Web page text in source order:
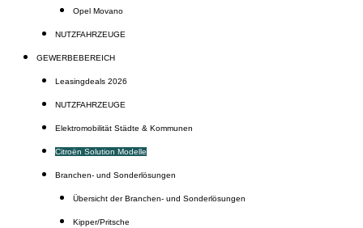
Opel Movano
NUTZFAHRZEUGE
GEWERBEBEREICH
Leasingdeals 2026
NUTZFAHRZEUGE
Elektromobilität Städte & Kommunen
Citroën Solution Modelle
Branchen- und Sonderlösungen
Übersicht der Branchen- und Sonderlösungen
Kipper/Pritsche